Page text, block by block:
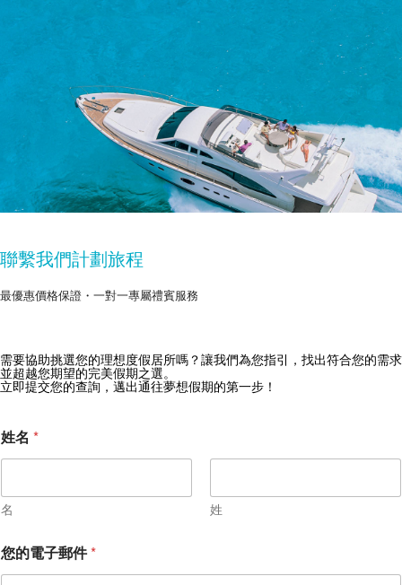
獲取 Zekkei Collection 獨家優惠
訂閱獨家優惠與旅行靈感
聯繫我們計劃旅程
最優惠價格保證・一對一專屬禮賓服務
需要協助挑選您的理想度假居所嗎？讓我們為您指引，找出符合您的需求
並超越您期望的完美假期之選。
立即提交您的查詢，邁出通往夢想假期的第一步！
姓名 *
名 姓
您的電子郵件*